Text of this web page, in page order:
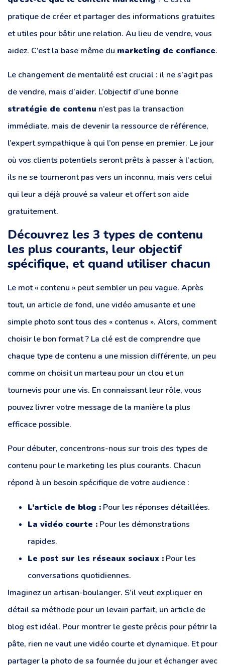
pratique de créer et partager des informations gratuites
et utiles pour bâtir une relation. Au lieu de vendre, vous
aidez. C’est la base même du marketing de confiance.
Le changement de mentalité est crucial : il ne s’agit pas
de vendre, mais d’aider. L’objectif d’une bonne
stratégie de contenu n’est pas la transaction
immédiate, mais de devenir la ressource de référence,
l’expert sympathique à qui l’on pense en premier. Le jour
où vos clients potentiels seront prêts à passer à l’action,
ils ne se tourneront pas vers un inconnu, mais vers celui
qui leur a déjà prouvé sa valeur et offert son aide
gratuitement.
Découvrez les 3 types de contenu
les plus courants, leur objectif
spécifique, et quand utiliser chacun
Le mot « contenu » peut sembler un peu vague. Après
tout, un article de fond, une vidéo amusante et une
simple photo sont tous des « contenus ». Alors, comment
choisir le bon format ? La clé est de comprendre que
chaque type de contenu a une mission différente, un peu
comme on choisit un marteau pour un clou et un
tournevis pour une vis. En connaissant leur rôle, vous
pouvez livrer votre message de la manière la plus
efficace possible.
Pour débuter, concentrons-nous sur trois des types de
contenu pour le marketing les plus courants. Chacun
répond à un besoin spécifique de votre audience :
L’article de blog : Pour les réponses détaillées.
La vidéo courte : Pour les démonstrations
rapides.
Le post sur les réseaux sociaux : Pour les
conversations quotidiennes.
Imaginez un artisan-boulanger. S’il veut expliquer en
détail sa méthode pour un levain parfait, un article de
blog est idéal. Pour montrer le geste précis pour pétrir la
pâte, rien ne vaut une vidéo courte et dynamique. Et pour
partager la photo de sa fournée du jour et échanger avec